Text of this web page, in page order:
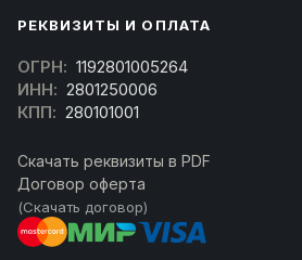
РЕКВИЗИТЫ И ОПЛАТА
ОГРН: 1192801005264
ИНН: 2801250006
КПП: 280101001
Скачать реквизиты в PDF
Договор оферта
(Скачать договор)